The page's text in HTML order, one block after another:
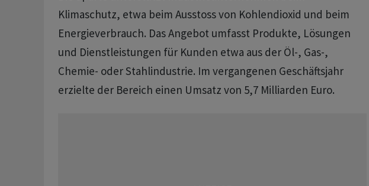
Klimaschutz, etwa beim Ausstoss von Kohlendioxid ​und beim
Energieverbrauch. Das Angebot umfasst Produkte, Lösungen
und Dienstleistungen ​für Kunden etwa aus der Öl-, Gas-, ​
Chemie- oder Stahlindustrie. Im vergangenen Geschäftsjahr
erzielte der Bereich einen Umsatz von 5,7 Milliarden ‌Euro.